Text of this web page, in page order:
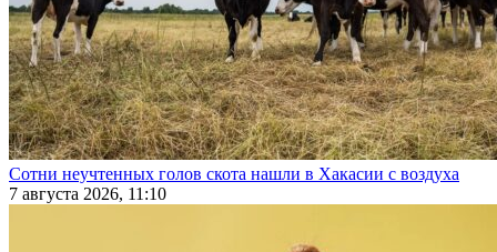
Сотни неучтенных голов скота нашли в Хакасии с воздуха
7 августа 2026, 11:10